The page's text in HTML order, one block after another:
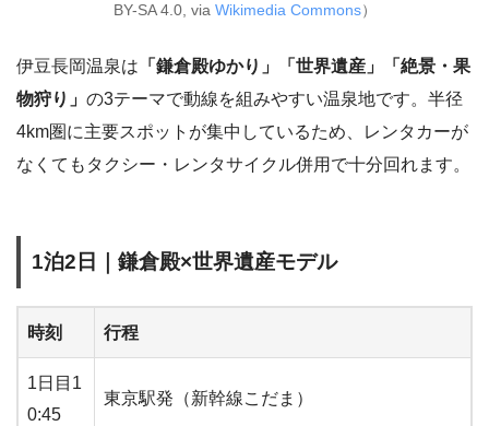
BY-SA 4.0, via Wikimedia Commons）
伊豆長岡温泉は 「鎌倉殿ゆかり」「世界遺産」「絶景・果
物狩り」 の3テーマで動線を組みやすい温泉地です。半径
4km圏に主要スポットが集中しているため、レンタカーが
なくてもタクシー・レンタサイクル併用で十分回れます。
1泊2日｜鎌倉殿×世界遺産モデル
時刻 行程
1日目1
0:45
東京駅発（新幹線こだま）